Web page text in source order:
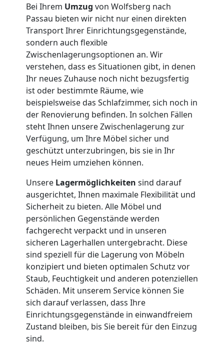
Bei Ihrem Umzug von Wolfsberg nach
Passau bieten wir nicht nur einen direkten
Transport Ihrer Einrichtungsgegenstände,
sondern auch flexible
Zwischenlagerungsoptionen an. Wir
verstehen, dass es Situationen gibt, in denen
Ihr neues Zuhause noch nicht bezugsfertig
ist oder bestimmte Räume, wie
beispielsweise das Schlafzimmer, sich noch in
der Renovierung befinden. In solchen Fällen
steht Ihnen unsere Zwischenlagerung zur
Verfügung, um Ihre Möbel sicher und
geschützt unterzubringen, bis sie in Ihr
neues Heim umziehen können.
Unsere Lagermöglichkeiten sind darauf
ausgerichtet, Ihnen maximale Flexibilität und
Sicherheit zu bieten. Alle Möbel und
persönlichen Gegenstände werden
fachgerecht verpackt und in unseren
sicheren Lagerhallen untergebracht. Diese
sind speziell für die Lagerung von Möbeln
konzipiert und bieten optimalen Schutz vor
Staub, Feuchtigkeit und anderen potenziellen
Schäden. Mit unserem Service können Sie
sich darauf verlassen, dass Ihre
Einrichtungsgegenstände in einwandfreiem
Zustand bleiben, bis Sie bereit für den Einzug
sind.
Beiladung
International
Internationaler
Umzug
Nationaler
Umzug